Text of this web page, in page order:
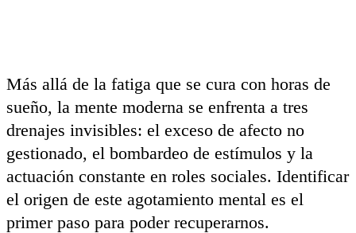
Más allá de la fatiga que se cura con horas de
sueño, la mente moderna se enfrenta a tres
drenajes invisibles: el exceso de afecto no
gestionado, el bombardeo de estímulos y la
actuación constante en roles sociales. Identificar
el origen de este agotamiento mental es el
primer paso para poder recuperarnos.